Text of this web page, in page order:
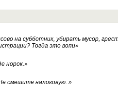
на субботник, убирать мусор,
Тогда это вопи»
норок.»
смешите налоговую. »